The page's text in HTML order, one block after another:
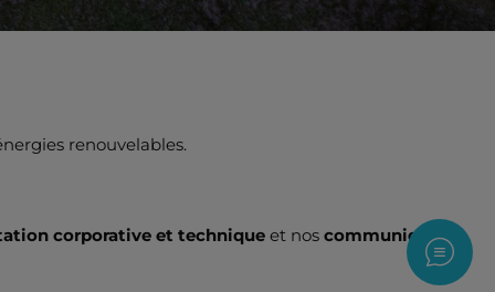
Nous
renouvelables.
corporative et techniqueet nos communiqués